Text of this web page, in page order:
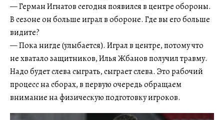
— Герман Игнатов сегодня появился в центре обороны.
В сезоне он больше играл в обороне. Где вы его больше
видите?
— Пока нигде (улыбается). Играл в центре, потому что
не хватало защитников, Илья Жбанов получил травму.
Надо будет слева сыграть, сыграет слева. Это рабочий
процесс на сборах, в первую очередь обращаем
внимание на физическую подготовку игроков.